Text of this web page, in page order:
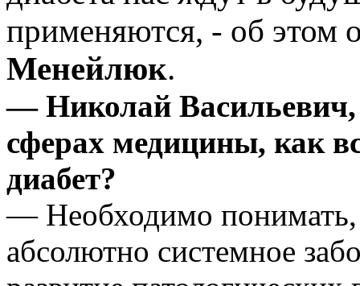
применяются, - об этом
Менейлюк.
— Николай Васильевич,
сферах медицины, как
диабет?
— Необходимо понимать,
абсолютно системное